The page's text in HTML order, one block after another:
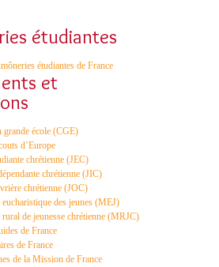
étudiantes
étudiantes de France
et
grande école (CGE)
d’Europe
chrétienne (JEC)
chrétienne (JIC)
chrétienne (JOC)
des jeunes (MEJ)
de jeunesse chrétienne (MRJC)
de France
de France
de la Mission de France